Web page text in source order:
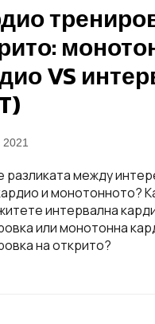
VS
2021
разликата между
и монотонното?
интервална
или монотонна
на открито?